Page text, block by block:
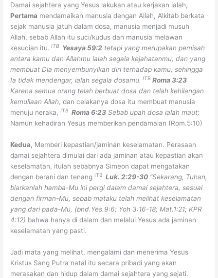
Damai sejahtera yang Yesus lakukan atau kerjakan ialah,
Pertama mendamaikan manusia dengan Allah, Alkitab berkata
sejak manusia jatuh dalam dosa, manusia menjadi musuh
Allah, sebab Allah itu suci/kudus dan manusia melawan
kesucian itu. ITB Yesaya 59:2 tetapi yang merupakan pemisah
antara kamu dan Allahmu ialah segala kejahatanmu, dan yang
membuat Dia menyembunyikan diri terhadap kamu, sehingga
Ia tidak mendengar, ialah segala dosamu. ITB Roma 3:23
Karena semua orang telah berbuat dosa dan telah kehilangan
kemuliaan Allah,dan celakanya dosa itu membuat manusia
menuju neraka,ITB Roma 6:23 Sebab upah dosa ialah maut;
Namun kehadiran Yesus memberikan pendamaian (Rom.5:10)
Kedua, Memberi kepastian/jaminan keselamatan. Perasaan
damai sejahtera dimulai dari ada jaminan atau kepastian akan
keselamatan, itulah sebabnya Simeon dapat mengatakan
dengan berani dan tenang ITB Luk. 2:29-30 “Sekarang, Tuhan,
biarkanlah hamba-Mu ini pergi dalam damai sejahtera, sesuai
dengan firman-Mu, sebab mataku telah melihat keselamatan
yang dari pada-Mu, (bnd.Yes.9:6; Yoh 3:16-18; Mat.1:21; KPR
4:12) bahwa hanya di dalam dan melalui Yesus ada jaminan
keselamatan yang pasti.
Jadi mata yang melihat, mengalami dan menerima Yesus
Kristus Sang Putra natal itu secara pribadi yang akan
merasakan dan hidup dalam damai sejahtera yang sejati.